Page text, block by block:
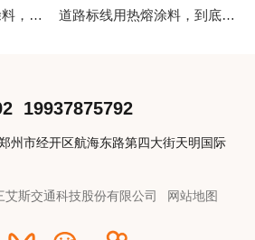
别再被坑了！选标线涂料，这几点比价格更重要 道路标线用热熔涂料，到底好在哪？
19937875792
州市经开区航海东路第四大街天明国际
斯交通科技股份有限公司 网站地图